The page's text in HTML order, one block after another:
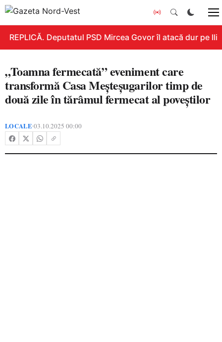
REPLICĂ. Deputatul PSD Mircea Govor îl atacă dur pe
„Toamna fermecată” eveniment care
transformă Casa Meșteșugarilor timp de
două zile în tărâmul fermecat al poveștilor
LOCALE•03.10.2025 00:00